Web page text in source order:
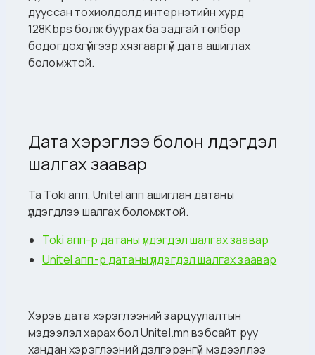
дууссан тохиолдолд интернэтийн хурд
128Kbps болж буурах ба задгай төлбөр
бодогдохгүйгээр хязгааргүй дата ашиглах
боломжтой.
Дата хэрэглээ болон үлдэгдэл
шалгах заавар
Та Toki апп, Unitel апп ашиглан датаны
үлдэгдлээ шалгах боломжтой.
Toki апп-р датаны үлдэгдэл шалгах заавар
Unitel апп-р датаны үлдэгдэл шалгах заавар
Хэрэв дата хэрэглээний зарцуулалтын
мэдээлэл харах бол Unitel.mn вэбсайт руу
хандан хэрэглээний дэлгэрэнгүй мэдээллээ